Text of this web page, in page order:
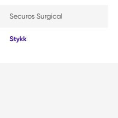
Securos Surgical
Stykk